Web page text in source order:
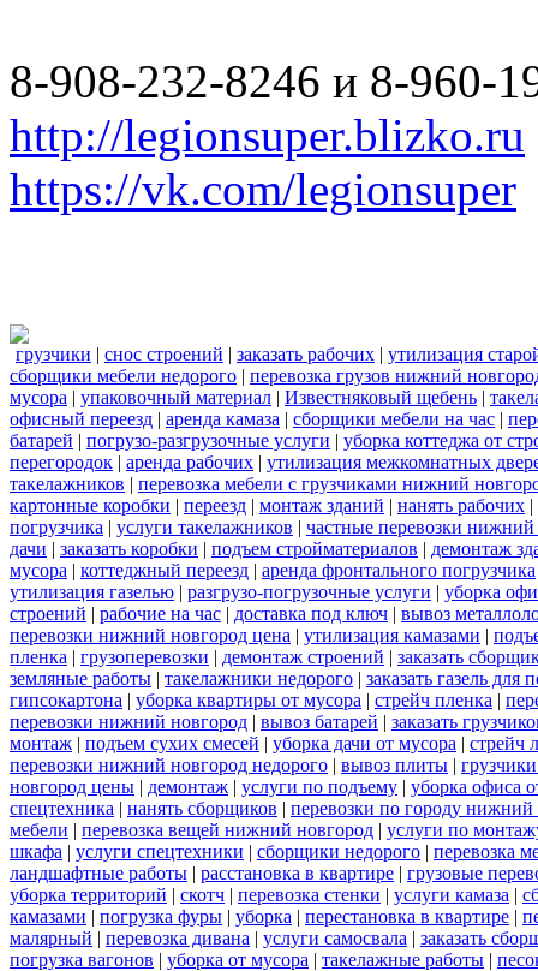
8-908-232-8246 и 8-960-
http://legionsuper.blizko.ru
https://vk.com/legionsuper
грузчики | снос строений | заказать рабочих | утилизация
сборщики мебели недорого | перевозка грузов нижний
мусора | упаковочный материал | Известняковый щебень |
офисный переезд | аренда камаза | сборщики мебели на час |
батарей | погрузо-разгрузочные услуги | уборка коттеджа от
перегородок | аренда рабочих | утилизация межкомнатных
такелажников | перевозка мебели с грузчиками нижний
картонные коробки | переезд | монтаж зданий | нанять рабочих |
погрузчика | услуги такелажников | частные перевозки нижний
дачи | заказать коробки | подъем стройматериалов | демонтаж
мусора | коттеджный переезд | аренда фронтального погрузчика
утилизация газелью | разгрузо-погрузочные услуги | уборка
строений | рабочие на час | доставка под ключ | вывоз
перевозки нижний новгород цена | утилизация камазами |
пленка | грузоперевозки | демонтаж строений | заказать
земляные работы | такелажники недорого | заказать газель
гипсокартона | уборка квартиры от мусора | стрейч пленка |
перевозки нижний новгород | вывоз батарей | заказать
монтаж | подъем сухих смесей | уборка дачи от мусора | стрейч
перевозки нижний новгород недорого | вывоз плиты |
новгород цены | демонтаж | услуги по подъему | уборка офиса
спецтехника | нанять сборщиков | перевозки по городу нижний
мебели | перевозка вещей нижний новгород | услуги по
шкафа | услуги спецтехники | сборщики недорого | перевозка
ландшафтные работы | расстановка в квартире | грузовые
уборка территорий | скотч | перевозка стенки | услуги камаза |
камазами | погрузка фуры | уборка | перестановка в квартире |
малярный | перевозка дивана | услуги самосвала | заказать
погрузка вагонов | уборка от мусора | такелажные работы |